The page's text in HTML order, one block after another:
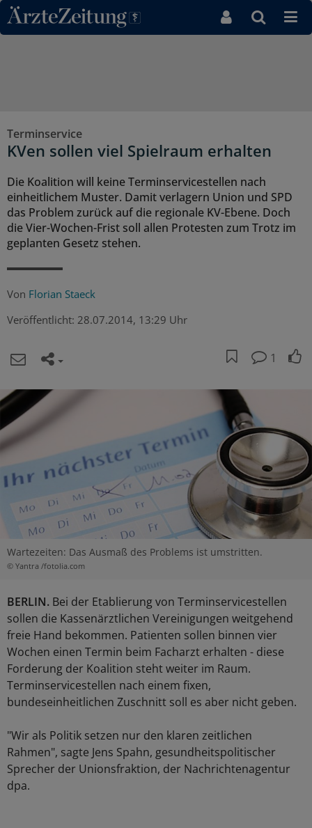
Direkt zum Inhaltsbereich
Terminservice
KVen sollen viel Spielraum erhalten
Die Koalition will keine Terminservicestellen nach
einheitlichem Muster. Damit verlagern Union und SPD
das Problem zurück auf die regionale KV-Ebene. Doch
die Vier-Wochen-Frist soll allen Protesten zum Trotz im
geplanten Gesetz stehen.
Von Florian Staeck
Veröffentlicht: 28.07.2014, 13:29 Uhr
1
Wartezeiten: Das Ausmaß des Problems ist umstritten.
© Yantra /fotolia.com
BERLIN. Bei der Etablierung von Terminservicestellen
sollen die Kassenärztlichen Vereinigungen weitgehend
freie Hand bekommen. Patienten sollen binnen vier
Wochen einen Termin beim Facharzt erhalten - diese
Forderung der Koalition steht weiter im Raum.
Terminservicestellen nach einem fixen,
bundeseinheitlichen Zuschnitt soll es aber nicht geben.
"Wir als Politik setzen nur den klaren zeitlichen
Rahmen", sagte Jens Spahn, gesundheitspolitischer
Sprecher der Unionsfraktion, der Nachrichtenagentur
dpa.